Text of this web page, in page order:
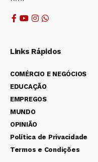
Links Rápidos
COMÉRCIO E NEGÓCIOS
EDUCAÇÃO
EMPREGOS
MUNDO
OPINIÃO
Política de Privacidade
Termos e Condições